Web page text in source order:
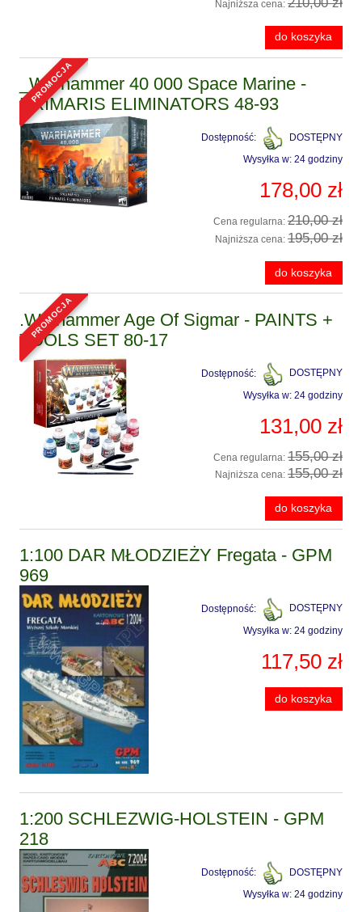
Najniższa cena:
do koszyka
_Warhammer 40 000 Space Marine -
PRIMARIS ELIMINATORS 48-93
Dostępność:
DOSTĘPNY
Wysyłka w: 24 godziny
178,00 zł
Cena regularna: 210,00 zł
Najniższa cena: 195,00 zł
do koszyka
promocja
.Warhammer Age Of Sigmar - PAINTS +
TOOLS SET 80-17
Dostępność:
DOSTĘPNY
Wysyłka w: 24 godziny
131,00 zł
Cena regularna: 155,00 zł
Najniższa cena: 155,00 zł
do koszyka
promocja
1:100 DAR MŁODZIEŻY Fregata - GPM
969
Dostępność:
DOSTĘPNY
Wysyłka w: 24 godziny
117,50 zł
do koszyka
1:200 SCHLEZWIG-HOLSTEIN - GPM
218
Dostępność:
DOSTĘPNY
Wysyłka w: 24 godziny